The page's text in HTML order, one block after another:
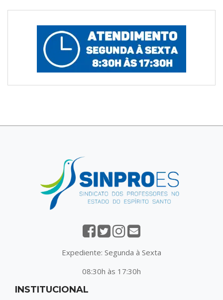
Expediente: Segunda à Sexta
08:30h às 17:30h
INSTITUCIONAL